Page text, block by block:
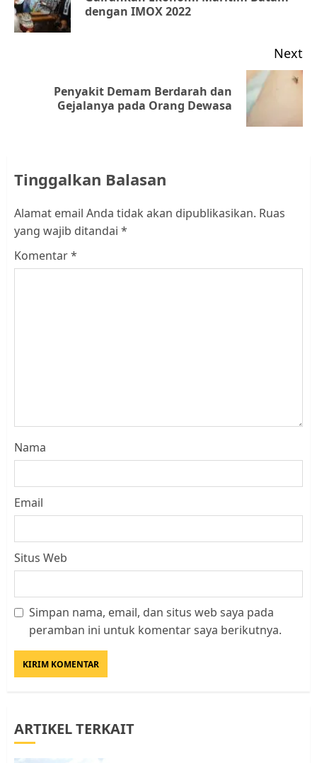
dengan IMOX 2022
Next
Penyakit Demam Berdarah dan
Gejalanya pada Orang Dewasa
Tinggalkan Balasan
Alamat email Anda tidak akan dipublikasikan. Ruas
yang wajib ditandai *
Komentar*
Nama
Email
Situs Web
Simpan nama, email, dan situs web saya pada
peramban ini untuk komentar saya berikutnya.
ARTIKEL TERKAIT
Datangi Pemko Batam, Warga
Warga Rempang Ajukan